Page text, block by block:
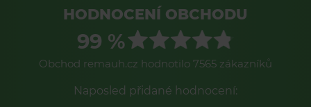
HODNOCENÍ OBCHODU
99 %
Obchod remauh.cz hodnotilo 7565 zákazníků
Naposled přidané hodnocení: